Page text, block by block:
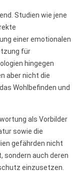
Studien wie jene
einer emotionalen
für
hingegen
aber nicht die
Wohlbefinden und
als Vorbilder
sowie die
gefährden nicht
sondern auch deren
einzusetzen.